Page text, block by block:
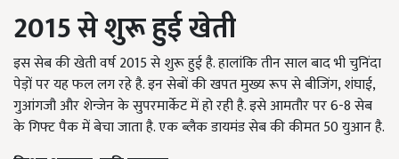
2015से शुरू हुई खेती
इस सेब की खेती वर्ष 2015 से शुरू हुई है. हालांकि तीन साल बाद भी चुनिंदा
पेड़ों पर यह फल लग रहे है. इन सेबों की खपत मुख्य रूप से बीजिंग, शंघाई,
गुआंगजौ और शेन्जेन के सुपरमार्केट में हो रही है. इसे आमतौर पर 6-8 सेब
के गिफ्ट पैक में बेचा जाता है. एक ब्लैक डायमंड सेब की कीमत 50 युआन है.